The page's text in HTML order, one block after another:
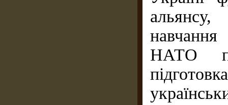
альянсу,
навчання
НАТО